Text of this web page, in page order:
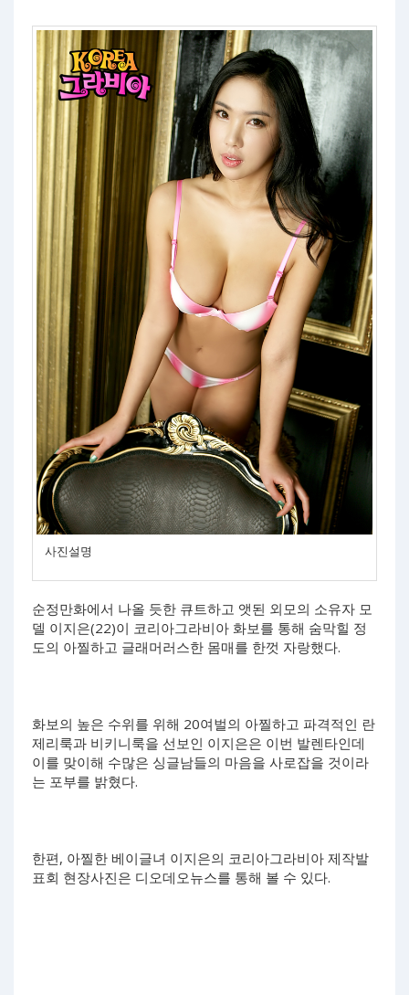
사진설명
순정만화에서 나올 듯한 큐트하고 앳된 외모의 소유자 모
델 이지은(22)이 코리아그라비아 화보를 통해 숨막힐 정
도의 아찔하고 글래머러스한 몸매를 한껏 자랑했다.
화보의 높은 수위를 위해 20여벌의 아찔하고 파격적인 란
제리룩과 비키니룩을 선보인 이지은은 이번 발렌타인데
이를 맞이해 수많은 싱글남들의 마음을 사로잡을 것이라
는 포부를 밝혔다.
한편, 아찔한 베이글녀 이지은의 코리아그라비아 제작발
표회 현장사진은 디오데오뉴스를 통해 볼 수 있다.